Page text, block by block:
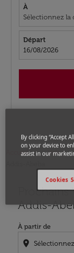
À
Sélectionnez la
Départ
fc-booking-
16/08/2026
Accueil Vols
Addis-
À partir de
location_on
Aucun tarif
By clicking “Accept
on your device to
assist in our
Cookies